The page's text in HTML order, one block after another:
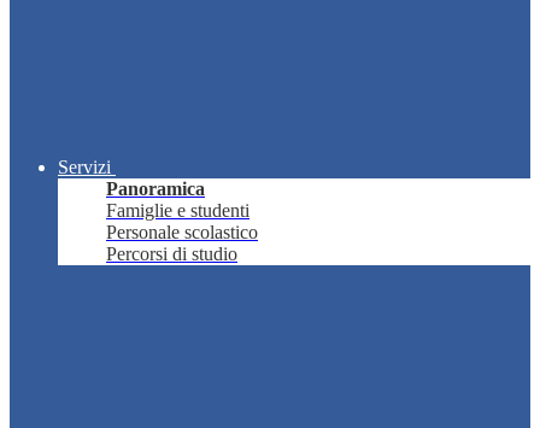
Servizi
Panoramica
Famiglie e studenti
Personale scolastico
Percorsi di studio